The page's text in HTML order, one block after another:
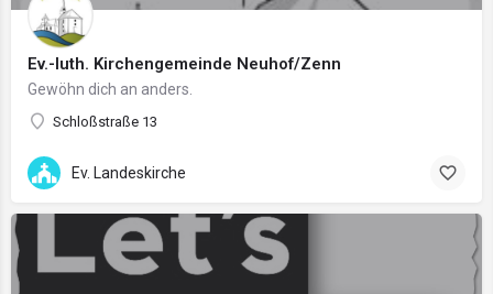
Ev.-luth. Kirchengemeinde Neuhof/Zenn
Gewöhn dich an anders.
Schloßstraße 13
Ev. Landeskirche